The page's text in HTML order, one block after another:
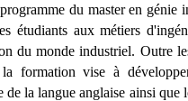
programme du master en génie
étudiants aux métiers
du monde industriel. Outre
formation vise à
la langue anglaise ainsi que